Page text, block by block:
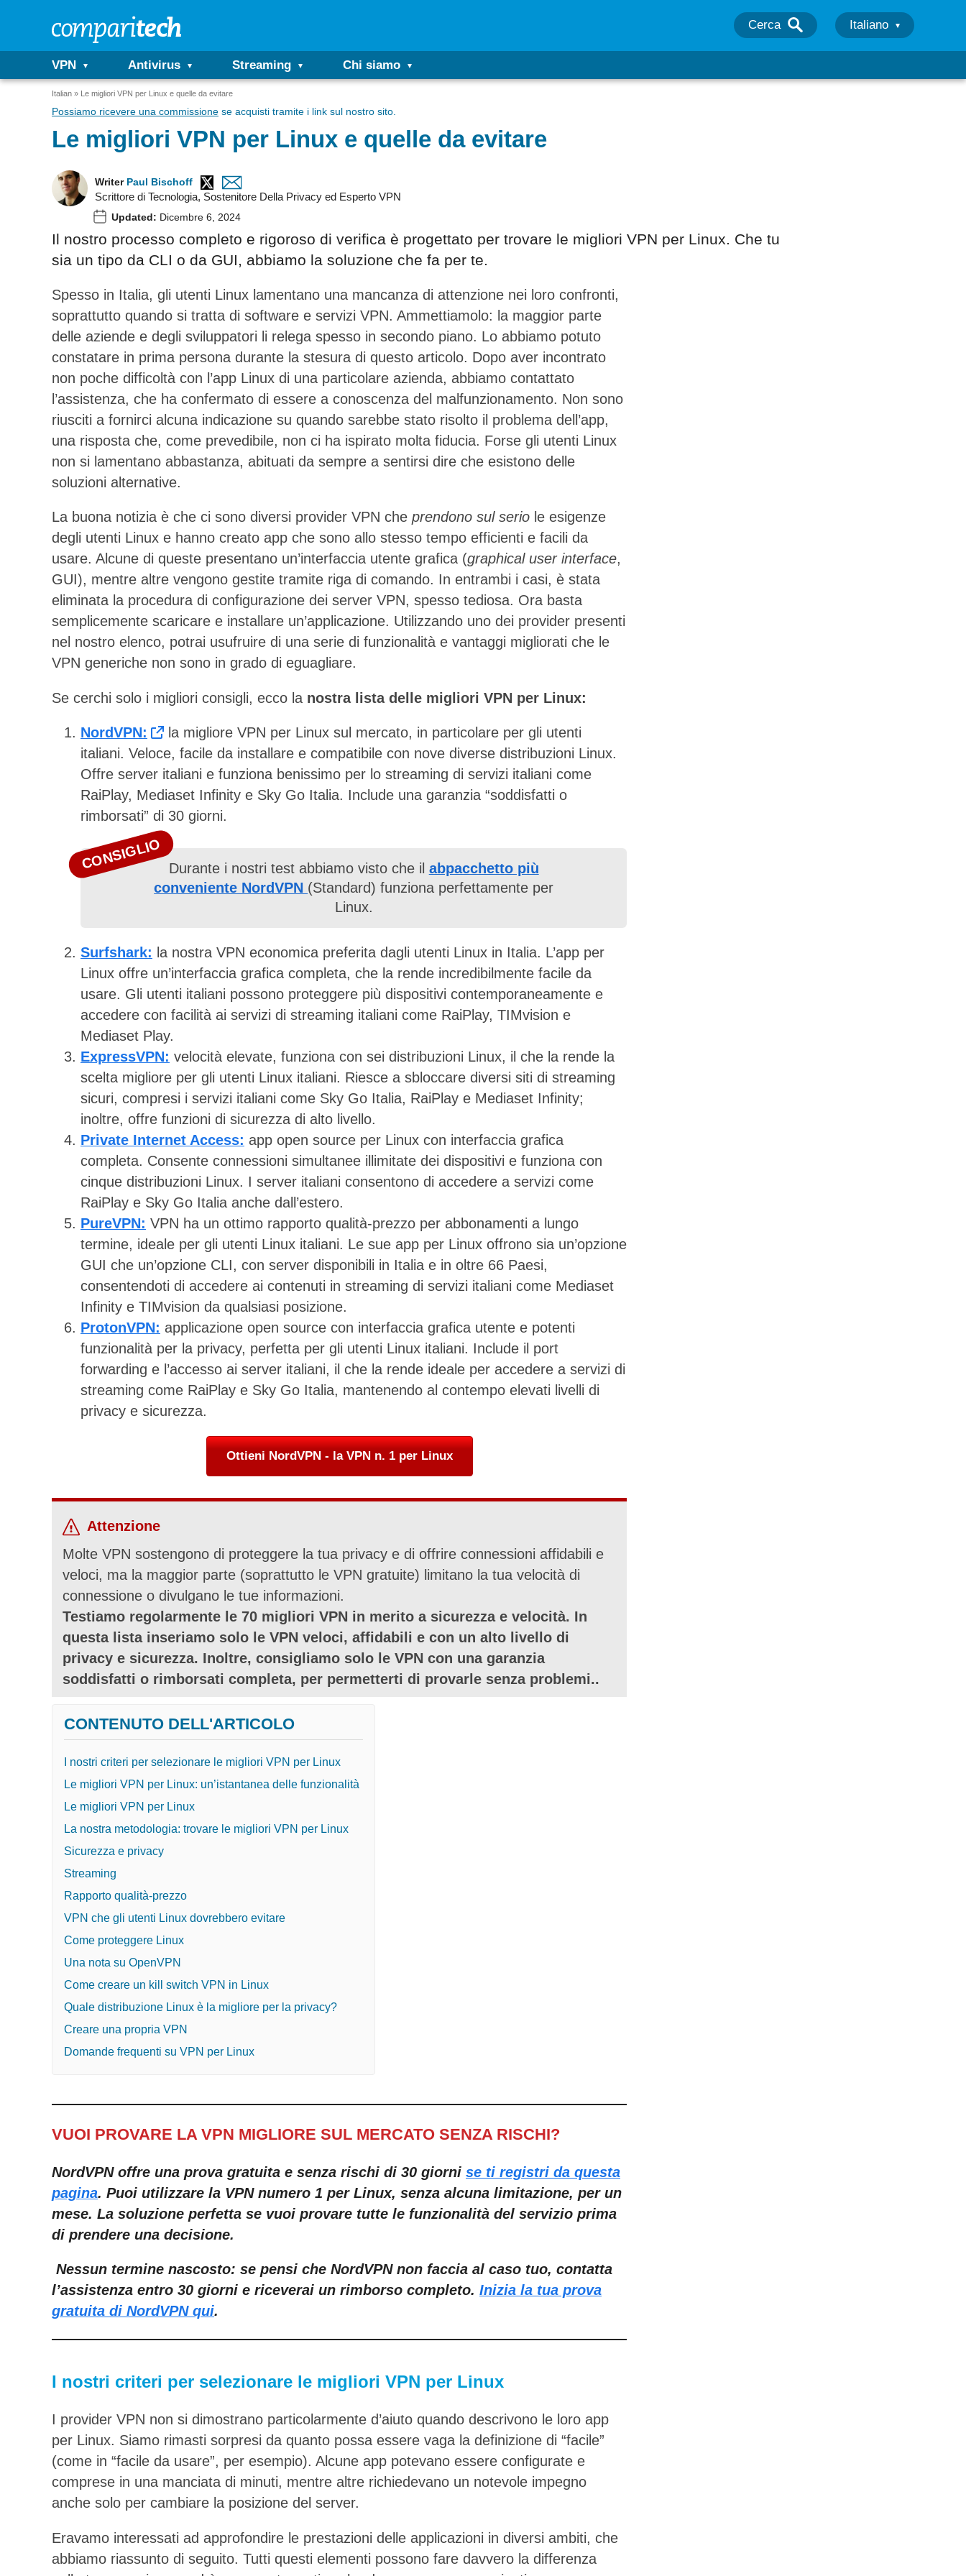
Cerca Italiano
VPN Antivirus Streaming Chi siamo
Italian Le migliori VPN per Linux e quelle da evitare
Possiamo ricevere una commissione se acquisti tramite i link sul nostro sito.
Le migliori VPN per Linux e quelle da evitare
Writer Paul Bischoff
Scrittore di Tecnologia, Sostenitore Della Privacy ed Esperto VPN
Updated: Dicembre 6, 2024
Il nostro processo completo e rigoroso di verifica è progettato per trovare le migliori VPN per Linux. Che tu
sia un tipo da CLI o da GUI, abbiamo la soluzione che fa per te.
Spesso in Italia, gli utenti Linux lamentano una mancanza di attenzione nei loro confronti,
soprattutto quando si tratta di software e servizi VPN. Ammettiamolo: la maggior parte
delle aziende e degli sviluppatori li relega spesso in secondo piano. Lo abbiamo potuto
constatare in prima persona durante la stesura di questo articolo. Dopo aver incontrato
non poche difficoltà con l’app Linux di una particolare azienda, abbiamo contattato
l’assistenza, che ha confermato di essere a conoscenza del malfunzionamento. Non sono
riusciti a fornirci alcuna indicazione su quando sarebbe stato risolto il problema dell’app,
una risposta che, come prevedibile, non ci ha ispirato molta fiducia. Forse gli utenti Linux
non si lamentano abbastanza, abituati da sempre a sentirsi dire che esistono delle
soluzioni alternative.
La buona notizia è che ci sono diversi provider VPN che prendono sul serio le esigenze
degli utenti Linux e hanno creato app che sono allo stesso tempo efficienti e facili da
usare. Alcune di queste presentano un’interfaccia utente grafica (graphical user interface,
GUI), mentre altre vengono gestite tramite riga di comando. In entrambi i casi, è stata
eliminata la procedura di configurazione dei server VPN, spesso tediosa. Ora basta
semplicemente scaricare e installare un’applicazione. Utilizzando uno dei provider presenti
nel nostro elenco, potrai usufruire di una serie di funzionalità e vantaggi migliorati che le
VPN generiche non sono in grado di eguagliare.
Se cerchi solo i migliori consigli, ecco la nostra lista delle migliori VPN per Linux:
NordVPN:
la migliore VPN per Linux sul mercato, in particolare per gli utenti
italiani. Veloce, facile da installare e compatibile con nove diverse distribuzioni Linux.
Offre server italiani e funziona benissimo per lo streaming di servizi italiani come
RaiPlay, Mediaset Infinity e Sky Go Italia. Include una garanzia “soddisfatti o
rimborsati” di 30 giorni.
CONSIGLIO Durante i nostri test abbiamo visto che il abpacchetto più
conveniente NordVPN (Standard) funziona perfettamente per
Linux.
Surfshark: la nostra VPN economica preferita dagli utenti Linux in Italia. L’app per
Linux offre un’interfaccia grafica completa, che la rende incredibilmente facile da
usare. Gli utenti italiani possono proteggere più dispositivi contemporaneamente e
accedere con facilità ai servizi di streaming italiani come RaiPlay, TIMvision e
Mediaset Play.
ExpressVPN: velocità elevate, funziona con sei distribuzioni Linux, il che la rende la
scelta migliore per gli utenti Linux italiani. Riesce a sbloccare diversi siti di streaming
sicuri, compresi i servizi italiani come Sky Go Italia, RaiPlay e Mediaset Infinity;
inoltre, offre funzioni di sicurezza di alto livello.
Private Internet Access: app open source per Linux con interfaccia grafica
completa. Consente connessioni simultanee illimitate dei dispositivi e funziona con
cinque distribuzioni Linux. I server italiani consentono di accedere a servizi come
RaiPlay e Sky Go Italia anche dall’estero.
PureVPN: VPN ha un ottimo rapporto qualità-prezzo per abbonamenti a lungo
termine, ideale per gli utenti Linux italiani. Le sue app per Linux offrono sia un’opzione
GUI che un’opzione CLI, con server disponibili in Italia e in oltre 66 Paesi,
consentendoti di accedere ai contenuti in streaming di servizi italiani come Mediaset
Infinity e TIMvision da qualsiasi posizione.
ProtonVPN: applicazione open source con interfaccia grafica utente e potenti
funzionalità per la privacy, perfetta per gli utenti Linux italiani. Include il port
forwarding e l’accesso ai server italiani, il che la rende ideale per accedere a servizi di
streaming come RaiPlay e Sky Go Italia, mantenendo al contempo elevati livelli di
privacy e sicurezza.
Ottieni NordVPN - la VPN n. 1 per Linux
Attenzione
Molte VPN sostengono di proteggere la tua privacy e di offrire connessioni affidabili e
veloci, ma la maggior parte (soprattutto le VPN gratuite) limitano la tua velocità di
connessione o divulgano le tue informazioni.
Testiamo regolarmente le 70 migliori VPN in merito a sicurezza e velocità. In
questa lista inseriamo solo le VPN veloci, affidabili e con un alto livello di
privacy e sicurezza. Inoltre, consigliamo solo le VPN con una garanzia
soddisfatti o rimborsati completa, per permetterti di provarle senza problemi..
CONTENUTO DELL'ARTICOLO
I nostri criteri per selezionare le migliori VPN per Linux
Le migliori VPN per Linux: un’istantanea delle funzionalità
Le migliori VPN per Linux
La nostra metodologia: trovare le migliori VPN per Linux
Sicurezza e privacy
Streaming
Rapporto qualità-prezzo
VPN che gli utenti Linux dovrebbero evitare
Come proteggere Linux
Una nota su OpenVPN
Come creare un kill switch VPN in Linux
Quale distribuzione Linux è la migliore per la privacy?
Creare una propria VPN
Domande frequenti su VPN per Linux
VUOI PROVARE LA VPN MIGLIORE SUL MERCATO SENZA RISCHI?
NordVPN offre una prova gratuita e senza rischi di 30 giorni se ti registri da questa
pagina. Puoi utilizzare la VPN numero 1 per Linux, senza alcuna limitazione, per un
mese. La soluzione perfetta se vuoi provare tutte le funzionalità del servizio prima
di prendere una decisione.
Nessun termine nascosto: se pensi che NordVPN non faccia al caso tuo, contatta
l’assistenza entro 30 giorni e riceverai un rimborso completo. Inizia la tua prova
gratuita di NordVPN qui.
I nostri criteri per selezionare le migliori VPN per Linux
I provider VPN non si dimostrano particolarmente d’aiuto quando descrivono le loro app
per Linux. Siamo rimasti sorpresi da quanto possa essere vaga la definizione di “facile”
(come in “facile da usare”, per esempio). Alcune app potevano essere configurate e
comprese in una manciata di minuti, mentre altre richiedevano un notevole impegno
anche solo per cambiare la posizione del server.
Eravamo interessati ad approfondire le prestazioni delle applicazioni in diversi ambiti, che
abbiamo riassunto di seguito. Tutti questi elementi possono fare davvero la differenza